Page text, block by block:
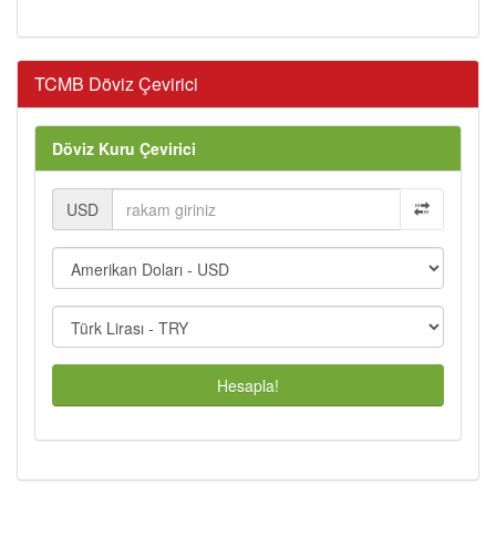
TCMB Döviz Çevirici
Döviz Kuru Çevirici
USD
Hesapla!